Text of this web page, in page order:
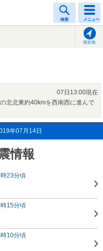
検索 メニュー
現在地
07日13:00現在
北北東約40kmを西南西に進んで
年07月14日
情報
23分頃
15分頃
10分頃